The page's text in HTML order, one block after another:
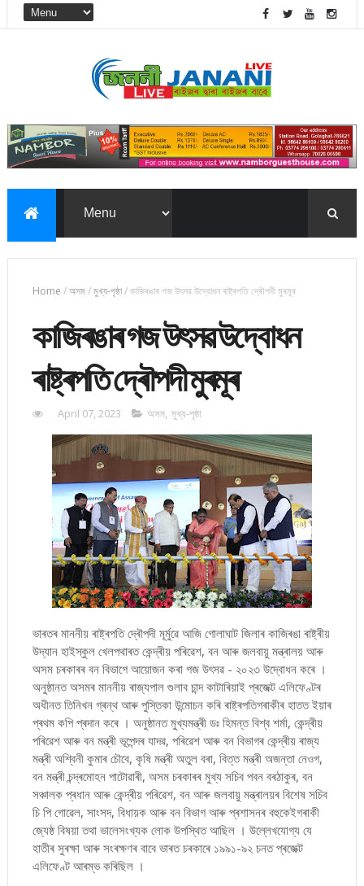
Home /অসম/মুখ্য-পৃষ্ঠা/কাজিৰঙাৰ গজ উৎসৱ উদ্বোধন ৰাষ্ট্ৰপতি দ্ৰৌপদী‌ মুৰমূৰ
কাজিৰঙাৰ গজ উৎসৱ উদ্বোধন
ৰাষ্ট্ৰপতি দ্ৰৌপদী‌ মুৰমূৰ
April 07, 2023 অসম, মুখ্য-পৃষ্ঠা
ভাৰতৰ মাননীয় ৰাষ্ট্ৰপতি দ্ৰৌপদী মূৰ্মুৱে আজি গোলাঘাট জিলাৰ কাজিৰঙা ৰাষ্ট্ৰীয়
উদ্যান হাইস্কুল খেলপথাৰত কেন্দ্ৰীয় পৰিৱেশ, বন আৰু জলবায়ু মন্ত্ৰালয় আৰু
অসম চৰকাৰৰ বন বিভাগে আয়োজন কৰা গজ উৎসৱ - ২০২৩ উদ্বোধন কৰে ।
অনুষ্ঠানত অসমৰ মাননীয় ৰাজ্যপাল গুলাব চান্দ কাটাৰিয়াই প্ৰজেক্ট এলিফেণ্টৰ
অধীনত তিনিখন গ্ৰন্থ আৰু পুস্তিকা উন্মোচন কৰি ৰাষ্ট্ৰপতিগৰাকীৰ হাতত ইয়াৰ
প্ৰথম কপি প্ৰদান কৰে । অনুষ্ঠানত মুখ্যমন্ত্ৰী ডঃ হিমন্ত বিশ্ব শৰ্মা, কেন্দ্ৰীয়
পৰিৱেশ আৰু বন মন্ত্ৰী ভূপেন্দৰ যাদৱ, পৰিৱেশ আৰু বন বিভাগৰ কেন্দ্ৰীয় ৰাজ্য
মন্ত্ৰী অশ্বিনী কুমাৰ চৌবে, কৃষি মন্ত্ৰী অতুল বৰা, বিত্ত মন্ত্ৰী অজন্তা নেওগ,
বন মন্ত্ৰী চন্দ্ৰমোহন পাটোৱাৰী, অসম চৰকাৰৰ মুখ্য সচিব পবন বৰঠাকুৰ, বন
সঞ্চালক প্ৰধান আৰু কেন্দ্ৰীয় পৰিৱেশ, বন আৰু জলবায়ু মন্ত্ৰালয়ৰ বিশেষ সচিব
চি পি গোৱেল, সাংসদ, বিধায়ক আৰু বন বিভাগ আৰু প্ৰশাসনৰ বহুকেইগৰাকী
জ্যেষ্ঠ বিষয়া তথা ভালেসংখ্যক লোক উপস্থিত আছিল । উল্লেখযোগ্য যে
হাতীৰ সুৰক্ষা আৰু সংৰক্ষণৰ বাবে ভাৰত চৰকাৰে ১৯৯১-৯২ চনত প্ৰজেক্ট
এলিফেণ্ট আৰম্ভ কৰিছিল ।